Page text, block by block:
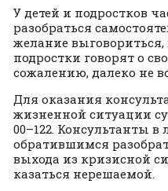
У детей и подростков
разобраться
желание
подростки говорят о
сожалению, далеко не
Для оказания
жизненной ситуации
00–122. Консультанты
обратившимся
выхода из кризисной
казаться нерешаемой.